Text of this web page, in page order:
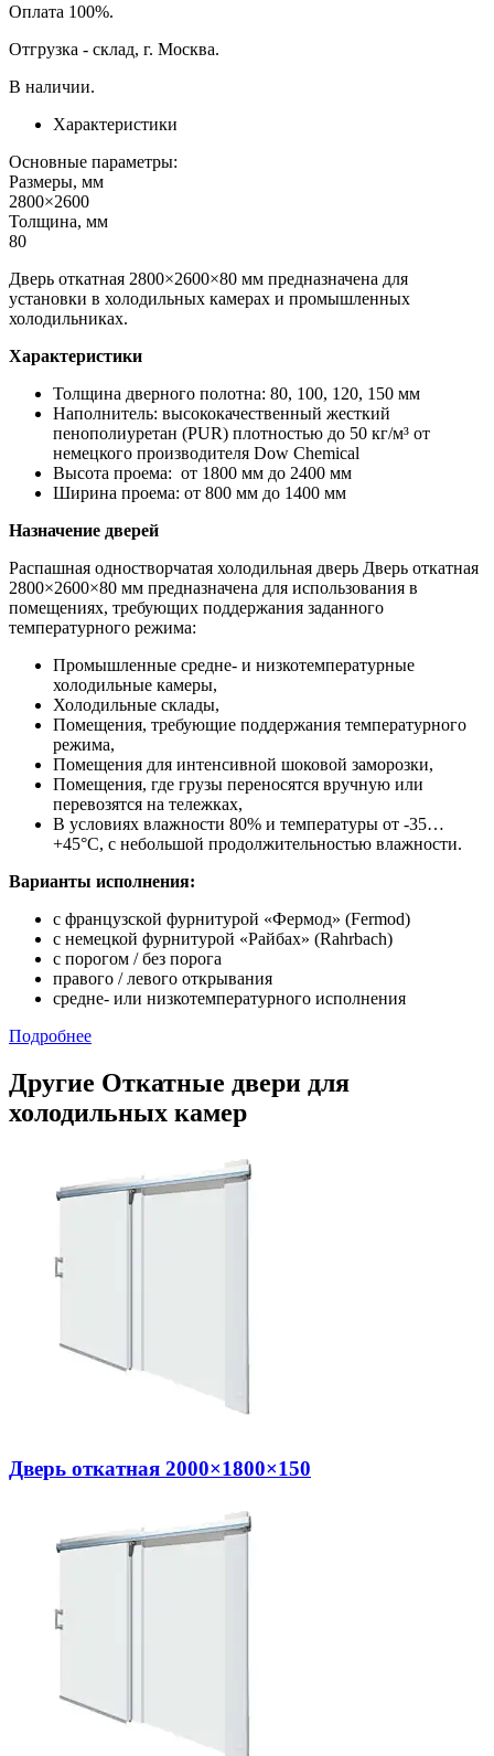
Оплата 100%.
Отгрузка - склад, г. Москва.
В наличии.
Характеристики
Основные параметры:
Размеры, мм
2800×2600
Толщина, мм
80
Дверь откатная 2800×2600×80 мм предназначена для
установки в холодильных камерах и промышленных
холодильниках.
Характеристики
Толщина дверного полотна: 80, 100, 120, 150 мм
Наполнитель: высококачественный жесткий
пенополиуретан (PUR) плотностью до 50 кг/м³ от
немецкого производителя Dow Chemiсal
Высота проема: от 1800 мм до 2400 мм
Ширина проема: от 800 мм до 1400 мм
Назначение дверей
Распашная одностворчатая холодильная дверь Дверь откатная
2800×2600×80 мм предназначена для использования в
помещениях, требующих поддержания заданного
температурного режима:
Промышленные средне- и низкотемпературные
холодильные камеры,
Холодильные склады,
Помещения, требующие поддержания температурного
режима,
Помещения для интенсивной шоковой заморозки,
Помещения, где грузы переносятся вручную или
перевозятся на тележках,
В условиях влажности 80% и температуры от -35…
+45°С, с небольшой продолжительностью влажности.
Варианты исполнения:
с французской фурнитурой «Фермод» (Fermod)
c немецкой фурнитурой «Райбах» (Rahrbach)
с порогом / без порога
правого / левого открывания
средне- или низкотемпературного исполнения
Подробнее
Другие Откатные двери для
холодильных камер
Дверь откатная 2000×1800×150